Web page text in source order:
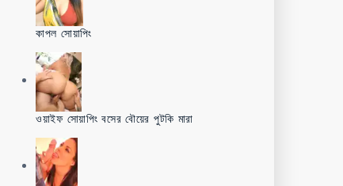
কাপল সোয়াপিং
ওয়াইফ সোয়াপিং বসের বৌয়ের পুটকি মারা